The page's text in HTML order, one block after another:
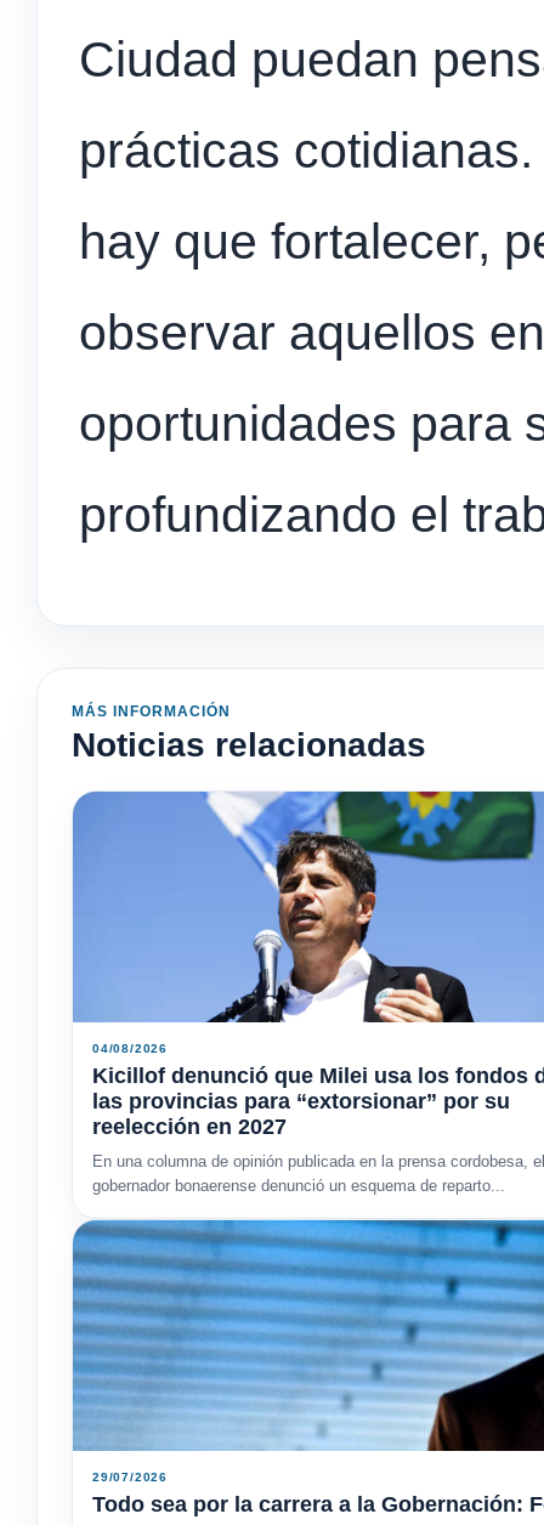
Ciudad puedan
prácticas
hay que fortalecer,
observar aquellos
oportunidades para
profundizando el
MÁS INFORMACIÓN
Noticias relacionadas
04/08/2026
Kicillof denunció que Milei usa los fondos
las provincias para “extorsionar” por su
reelección en 2027
En una columna de opinión publicada en la prensa cordobesa, el
gobernador bonaerense denunció un esquema de reparto...
29/07/2026
Todo sea por la carrera a la Gobernación: